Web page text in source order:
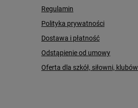
Regulamin
Polityka prywatności
Dostawa i płatność
Odstąpienie od umowy
Oferta dla szkół, siłowni, klubów